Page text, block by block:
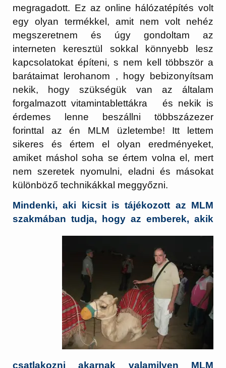
megragadott. Ez az online hálózatépítés volt
egy olyan termékkel, amit nem volt nehéz
megszeretnem és úgy gondoltam az
interneten keresztül sokkal könnyebb lesz
kapcsolatokat építeni, s nem kell többször a
barátaimat lerohanom , hogy bebizonyítsam
nekik, hogy szükségük van az általam
forgalmazott vitamintablettákra és nekik is
érdemes lenne beszállni többszázezer
forinttal az én MLM üzletembe! Itt lettem
sikeres és értem el olyan eredményeket,
amiket máshol soha se értem volna el, mert
nem szeretek nyomulni, eladni és másokat
különböző technikákkal meggyőzni.
Mindenki, aki kicsit is tájékozott az MLM
szakmában tudja, hogy az emberek, akik
csatlakozni akarnak valamilyen MLM